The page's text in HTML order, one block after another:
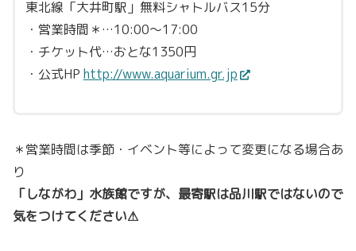
東北線「大井町駅」無料シャトルバス15分
・営業時間＊…10:00〜17:00
・チケット代…おとな1350円
・公式HP http://www.aquarium.gr.jp
＊営業時間は季節・イベント等によって変更になる場合あ
り
「しながわ」水族館ですが、最寄駅は品川駅ではないので
気をつけてください⚠